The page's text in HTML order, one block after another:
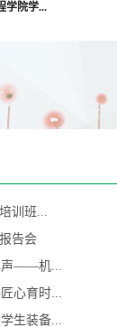
学院学...
训班...
告会
声——机...
心育时...
生装备...